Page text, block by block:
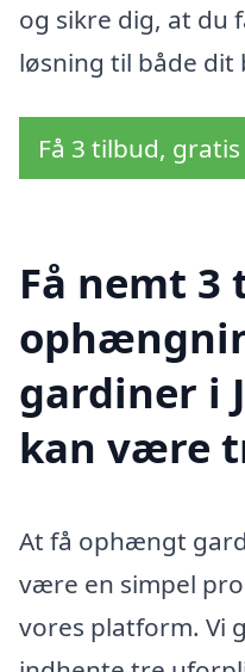
og sikre dig, at du
løsning til både dit
Få 3 tilbud,
Få nemt 3
gardiner i
kan være
At få ophængt
være en simpel
vores platform. Vi